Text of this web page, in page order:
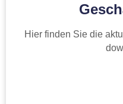
Hier finden Sie die